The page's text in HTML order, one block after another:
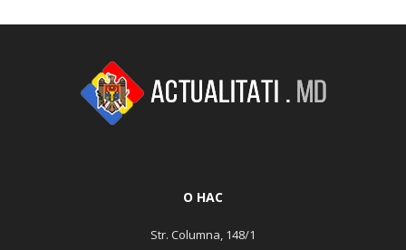
О НАС
Str. Columna, 148/1